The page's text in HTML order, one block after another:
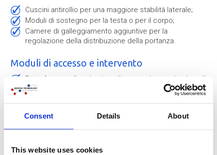
Consent Details About
This website uses cookies
Cuscini antirollio per una maggiore stabilità laterale;
Moduli di sostegno per la testa o per il corpo;
Camere di galleggiamento aggiuntive per la
regolazione della distribuzione della portanza.
Moduli di accesso e intervento
Piattaforme galleggianti per il personale veterinario o di
soccorso;
all'oggetto da soccorrere.